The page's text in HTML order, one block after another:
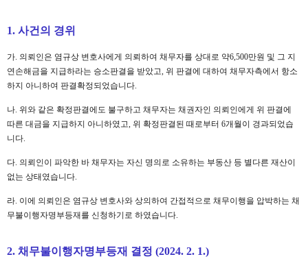
1. 사건의 경위
가. 의뢰인은 염규상 변호사에게 의뢰하여 채무자를 상대로 약6,500만원 및 그 지
연손해금을 지급하라는 승소판결을 받았고, 위 판결에 대하여 채무자측에서 항소
하지 아니하여 판결확정되었습니다.
나. 위와 같은 확정판결에도 불구하고 채무자는 채권자인 의뢰인에게 위 판결에
따른 대금을 지급하지 아니하였고, 위 확정판결된 때로부터 6개월이 경과되었습
니다.
다. 의뢰인이 파악한 바 채무자는 자신 명의로 소유하는 부동산 등 별다른 재산이
없는 상태였습니다.
라. 이에 의뢰인은 염규상 변호사와 상의하여 간접적으로 채무이행을 압박하는 채
무불이행자명부등재를 신청하기로 하였습니다.
2. 채무불이행자명부등재 결정 (2024. 2. 1.)